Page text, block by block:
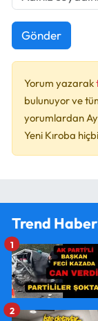
Gönder
Yorum yazarak
bulunuyor ve
yorumlardan
Yeni Kıroba
Trend
1
2